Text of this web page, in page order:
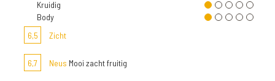
Kruidig
Body
6,5
Zicht
6,7 Neus Mooi zacht fruitig